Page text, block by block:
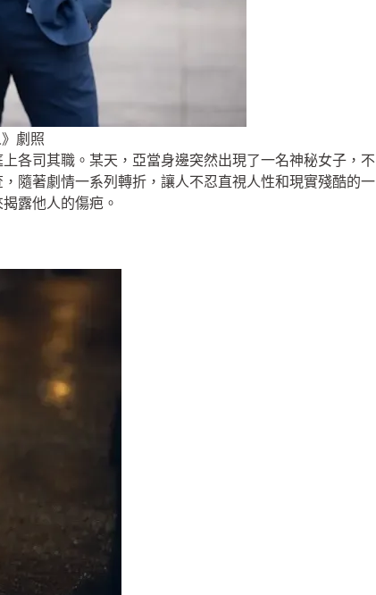
劇照
各司其職。某天，亞當身邊突然出現了一名神秘女子，不
隨著劇情一系列轉折，讓人不忍直視人性和現實殘酷的一
露他人的傷疤。